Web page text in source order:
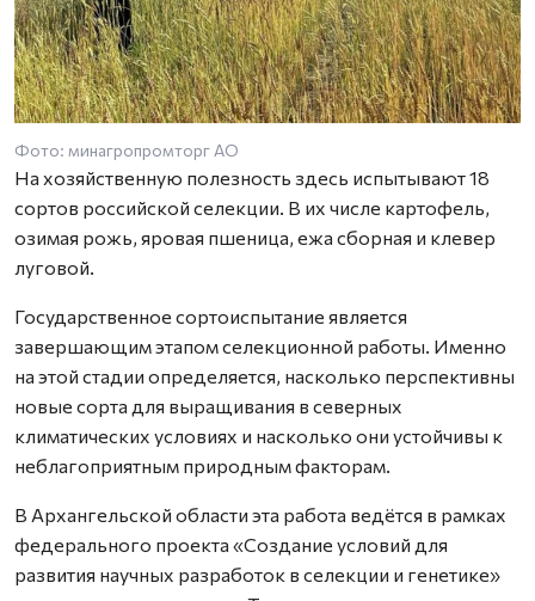
Фото: минагропромторг АО
На хозяйственную полезность здесь испытывают 18
сортов российской селекции. В их числе картофель,
озимая рожь, яровая пшеница, ежа сборная и клевер
луговой.
Государственное сортоиспытание является
завершающим этапом селекционной работы. Именно
на этой стадии определяется, насколько перспективны
новые сорта для выращивания в северных
климатических условиях и насколько они устойчивы к
неблагоприятным природным факторам.
В Архангельской области эта работа ведётся в рамках
федерального проекта «Создание условий для
развития научных разработок в селекции и генетике»